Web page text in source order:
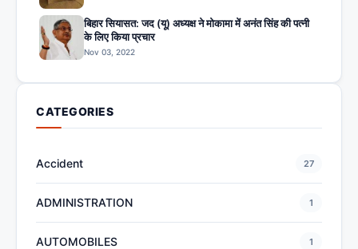
बिहार सियासत: जद (यू) अध्यक्ष ने मोकामा में अनंत सिंह की पत्नी
के लिए किया प्रचार
Nov 03, 2022
CATEGORIES
Accident 27
ADMINISTRATION 1
AUTOMOBILES 1